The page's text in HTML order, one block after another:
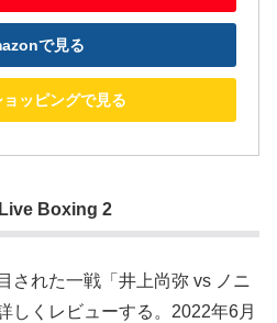
で見る
ッピングで見る
Boxing 2
された一戦「井上尚弥 vs ノニ
しくレビューする。2022年6月